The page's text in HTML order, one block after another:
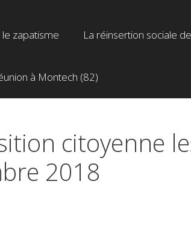
zapatisme La réinsertion sociale
à Montech (82)
citoyenne
2018